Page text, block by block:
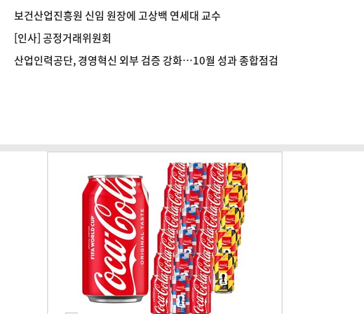
보건산업진흥원 신임 원장에 고상백 연세대 교수
[인사] 공정거래위원회
산업인력공단, 경영혁신 외부 검증 강화…10월 성과 종합점검